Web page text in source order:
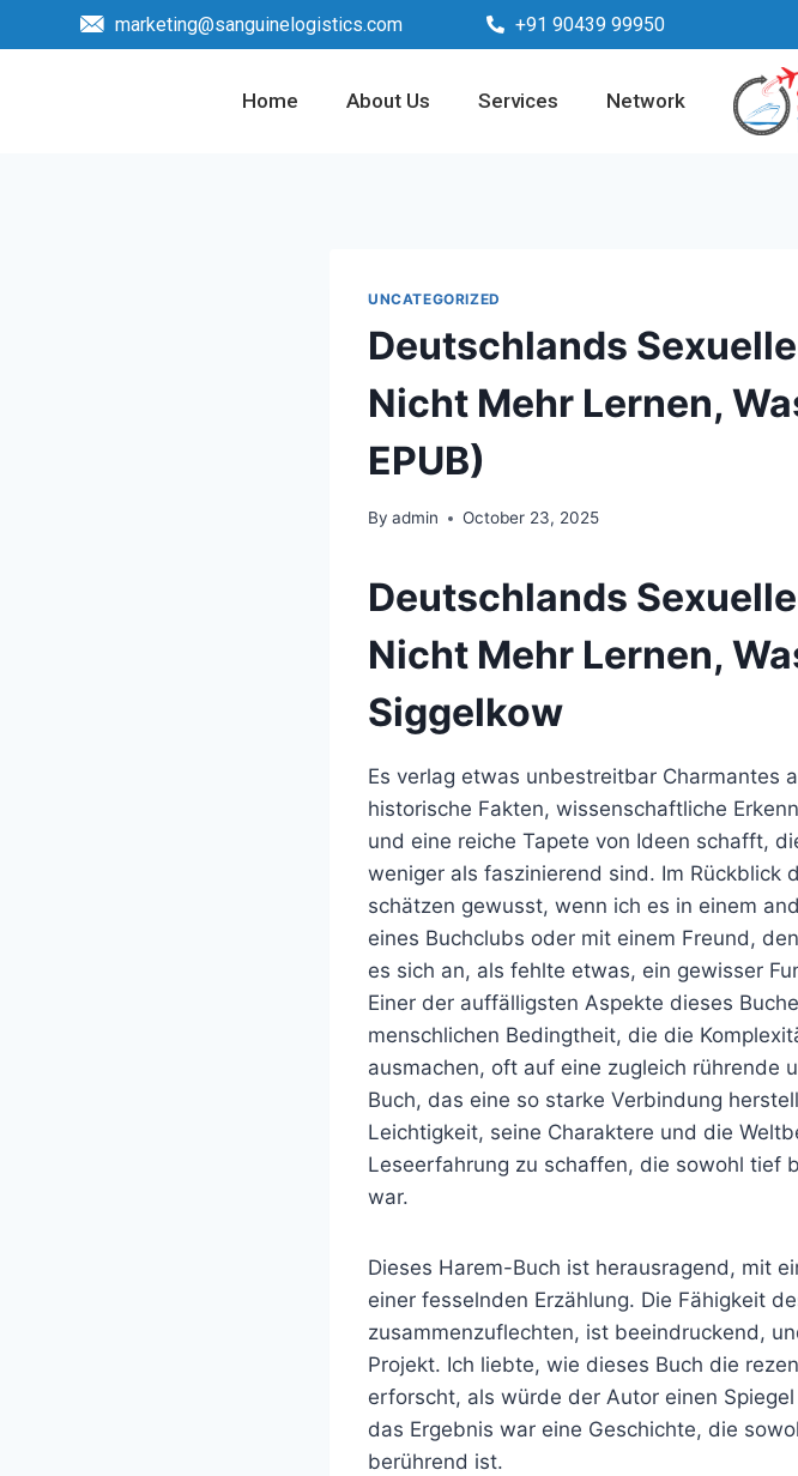
marketing@sanguinelogistics.com +91 90439 99950
Home About Us Services Network
UNCATEGORIZED
Deutschlands
Nicht Mehr Lernen,
EPUB)
By admin October 23, 2025
Deutschlands
Nicht Mehr Lernen,
Siggelkow
Es verlag etwas unbestreitbar Charmantes
historische Fakten, wissenschaftliche
und eine reiche Tapete von Ideen schafft,
weniger als faszinierend sind. Im Rückblick
schätzen gewusst, wenn ich es in einem
eines Buchclubs oder mit einem Freund,
es sich an, als fehlte etwas, ein gewisser
Einer der auffälligsten Aspekte dieses
menschlichen Bedingtheit, die die
ausmachen, oft auf eine zugleich rührende
Buch, das eine so starke Verbindung
Leichtigkeit, seine Charaktere und die
Leseerfahrung zu schaffen, die sowohl tief
war.
Dieses Harem-Buch ist herausragend, mit
einer fesselnden Erzählung. Die Fähigkeit
zusammenzuflechten, ist beeindruckend,
Projekt. Ich liebte, wie dieses Buch die
erforscht, als würde der Autor einen
das Ergebnis war eine Geschichte, die
berührend ist.